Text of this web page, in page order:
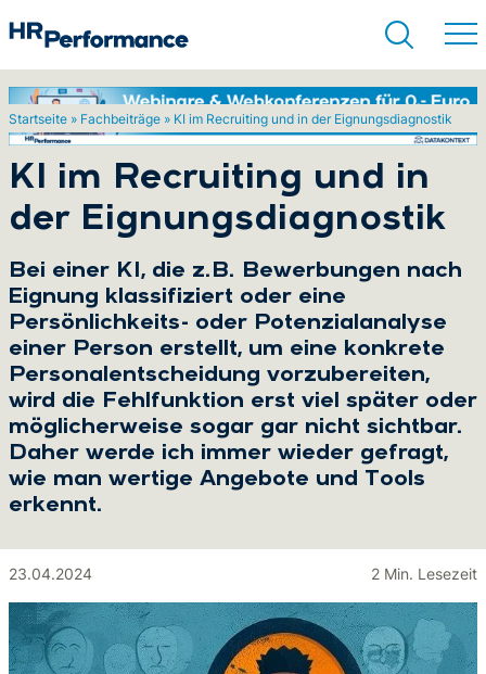
Startseite » Fachbeiträge » KI im Recruiting und in der Eignungsdiagnostik
KI im Recruiting und in
der Eignungsdiagnostik
Bei einer KI, die z.B. Bewerbungen nach
Eignung klassifiziert oder eine
Persönlichkeits- oder Potenzialanalyse
einer Person erstellt, um eine konkrete
Personalentscheidung vorzubereiten,
wird die Fehlfunktion erst viel später oder
möglicherweise sogar gar nicht sichtbar.
Daher werde ich immer wieder gefragt,
wie man wertige Angebote und Tools
erkennt.
23.04.2024 2 Min. Lesezeit